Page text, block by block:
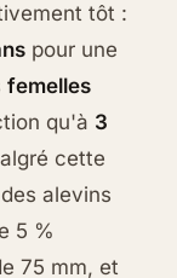
tôt :
pour une
femelles
qu'à 3
cette
alevins
5 %
75 mm, et